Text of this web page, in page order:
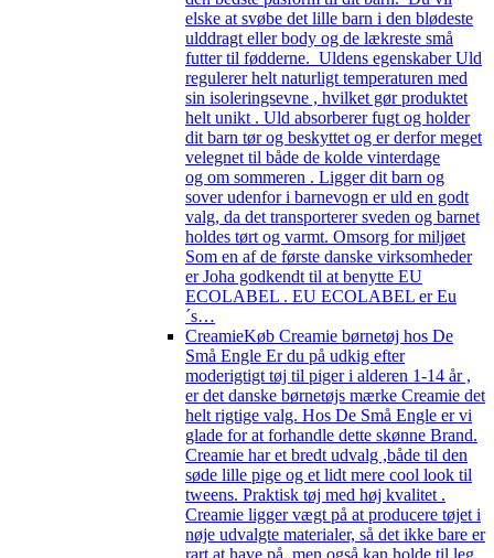
elske at svøbe det lille barn i den blødeste
ulddragt eller body og de lækreste små
futter til fødderne. Uldens egenskaber Uld
regulerer helt naturligt temperaturen med
sin isoleringsevne , hvilket gør produktet
helt unikt . Uld absorberer fugt og holder
dit barn tør og beskyttet og er derfor meget
velegnet til både de kolde vinterdage
og om sommeren . Ligger dit barn og
sover udenfor i barnevogn er uld en godt
valg, da det transporterer sveden og barnet
holdes tørt og varmt. Omsorg for miljøet
Som en af de første danske virksomheder
er Joha godkendt til at benytte EU
ECOLABEL . EU ECOLABEL er Eu
´s…
CreamieKøb Creamie børnetøj hos De
Små Engle Er du på udkig efter
moderigtigt tøj til piger i alderen 1-14 år ,
er det danske børnetøjs mærke Creamie det
helt rigtige valg. Hos De Små Engle er vi
glade for at forhandle dette skønne Brand.
Creamie har et bredt udvalg ,både til den
søde lille pige og et lidt mere cool look til
tweens. Praktisk tøj med høj kvalitet .
Creamie ligger vægt på at producere tøjet i
nøje udvalgte materialer, så det ikke bare er
rart at have på ,men også kan holde til leg